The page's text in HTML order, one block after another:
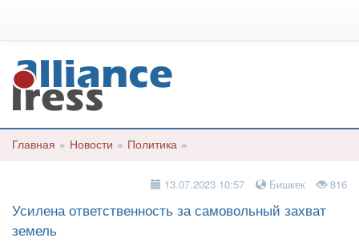
Главная » Новости » Политика »
13.07.2023 10:57 Бишкек 816
Усилена ответственность за самовольный захват
земель